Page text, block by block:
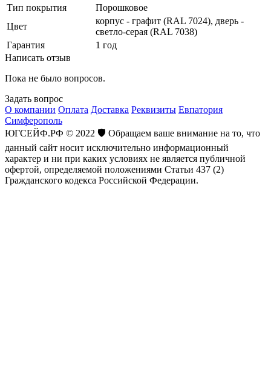
Тип покрытия
Порошковое
Цвет
корпус - графит (RAL 7024), дверь -
светло-серая (RAL 7038)
Гарантия
1 год
Написать отзыв
Пока не было вопросов.
Задать вопрос
О компании Оплата Доставка Реквизиты Евпатория
Симферополь
ЮГСЕЙФ.РФ © 2022 🛡️ Обращаем ваше внимание на то, что
данный сайт носит исключительно информационный
характер и ни при каких условиях не является публичной
офертой, определяемой положениями Статьи 437 (2)
Гражданского кодекса Российской Федерации.